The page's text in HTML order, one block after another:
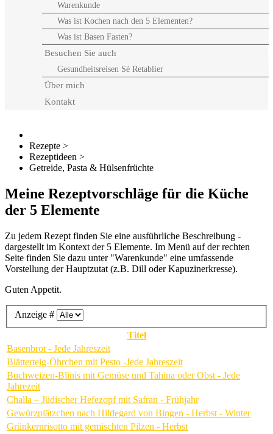
Warenkunde
Was ist Kochen nach den 5 Elementen?
Was ist Basen Fasten?
Besuchen Sie auch
Gesundheitsreisen Sé Retablier
Über mich
Kontakt
Rezepte >
Rezeptideen >
Getreide, Pasta & Hülsenfrüchte
Meine Rezeptvorschläge für die Küche
der 5 Elemente
Zu jedem Rezept finden Sie eine ausführliche Beschreibung -
dargestellt im Kontext der 5 Elemente. Im Menü auf der rechten
Seite finden Sie dazu unter "Warenkunde" eine umfassende
Vorstellung der Hauptzutat (z.B. Dill oder Kapuzinerkresse).
Guten Appetit.
Anzeige #
Titel
Basenbrot - Jede Jahreszeit
Blätterteig-Öhrchen mit Pesto -Jede Jahreszeit
Buchweizen-Blinis mit Gemüse und Tahina oder Obst - Jede
Jahrezeit
Challa – Jüdischer Hefezopf mit Safran - Frühjahr
Gewürzplätzchen nach Hildegard von Bingen - Herbst - Winter
Grünkernrisotto mit gemischten Pilzen - Herbst